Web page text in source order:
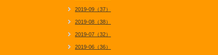
2019-09（37）
2019-08（38）
2019-07（32）
2019-06（36）